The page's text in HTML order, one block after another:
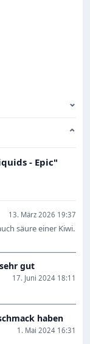
⌄
⌄
- Epic"
13. März 2026 19:37
säure einer Kiwi.
17. Juni 2024 18:11
gut
1. Mai 2024 16:31
haben